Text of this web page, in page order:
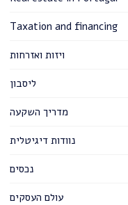
Taxation and financing
ויזות ואזרחות
ליסבון
מדריך השקעה
נוודות דיגיטלית
נכסים
עולם העסקים